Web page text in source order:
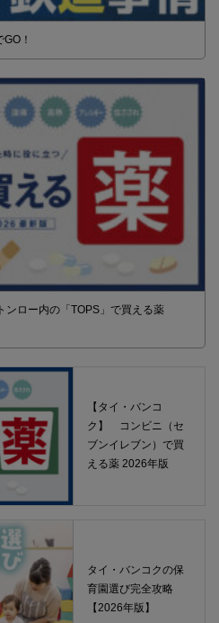
！
ロー内の「TOPS」で買える薬
【タイ・バンコ
ク】 コンビニ（セ
ブンイレブン）で買
える薬 2026年版
タイ・バンコクの保
育園選び完全攻略
【2026年版】